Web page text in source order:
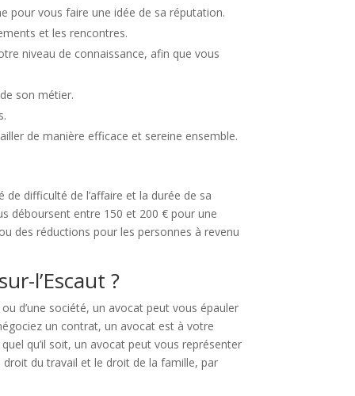
pour vous faire une idée de sa réputation.
et les rencontres.
niveau de connaissance, afin que vous
son métier.
de manière efficace et sereine ensemble.
difficulté de l’affaire et la durée de sa
déboursent entre 150 et 200 € pour une
des réductions pour les personnes à revenu
l’Escaut ?
d’une société, un avocat peut vous épauler
un contrat, un avocat est à votre
qu’il soit, un avocat peut vous représenter
du travail et le droit de la famille, par